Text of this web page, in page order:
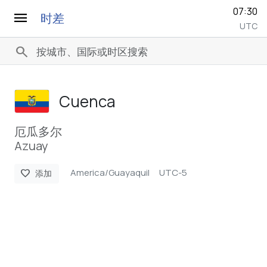
menu 时差 07:30
UTC
search
Cuenca
厄瓜多尔
Azuay
favorite 添加 America/Guayaquil UTC-5